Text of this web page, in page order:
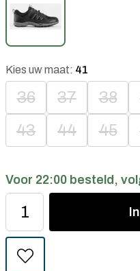
Kies uw maat: 41
36 37 38
43
44 45
Voor 22:00 besteld,
In